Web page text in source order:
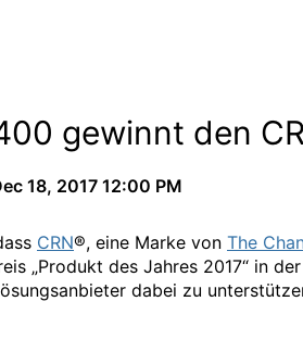
gewinnt den
18, 2017 12:00 PM
CRN®, eine Marke von The
„Produkt des Jahres 2017“ in
dabei zu